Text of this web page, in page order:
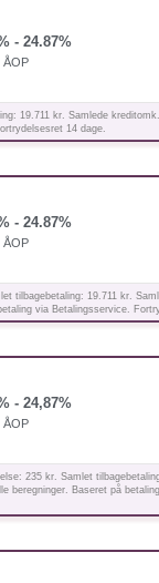
- 24.87%
ÅOP
19.711 kr. Samlede
14 dage.
- 24.87%
ÅOP
tilbagebetaling: 19.711 kr.
via Betalingsservice.
- 24,87%
ÅOP
235 kr. Samlet
beregninger. Baseret på